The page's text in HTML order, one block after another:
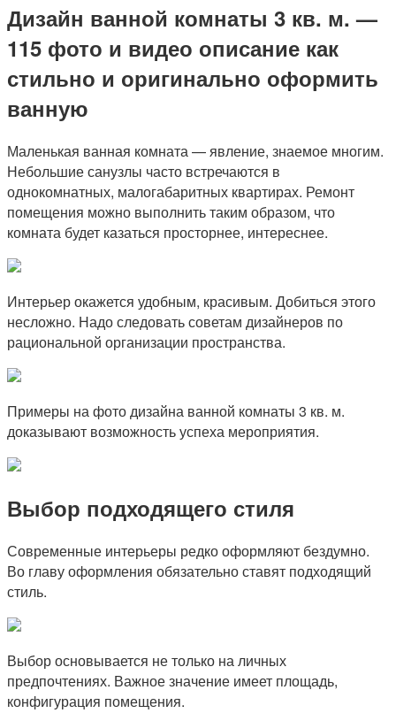
Дизайн ванной комнаты 3 кв. м. —
115 фото и видео описание как
стильно и оригинально оформить
ванную
Маленькая ванная комната — явление, знаемое многим.
Небольшие санузлы часто встречаются в
однокомнатных, малогабаритных квартирах. Ремонт
помещения можно выполнить таким образом, что
комната будет казаться просторнее, интереснее.
Интерьер окажется удобным, красивым. Добиться этого
несложно. Надо следовать советам дизайнеров по
рациональной организации пространства.
Примеры на фото дизайна ванной комнаты 3 кв. м.
доказывают возможность успеха мероприятия.
Выбор подходящего стиля
Современные интерьеры редко оформляют бездумно.
Во главу оформления обязательно ставят подходящий
стиль.
Выбор основывается не только на личных
предпочтениях. Важное значение имеет площадь,
конфигурация помещения.